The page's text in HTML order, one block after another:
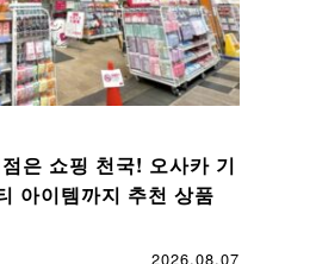
은 쇼핑 천국! 오사카 기
아이템까지 추천 상품
2026.08.07